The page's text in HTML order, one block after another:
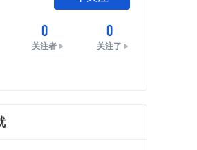
0
关注者
0
关注了